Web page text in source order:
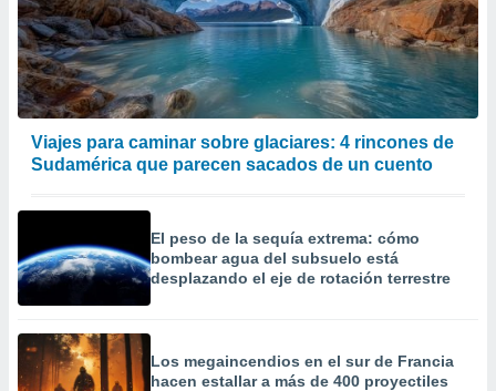
Viajes para caminar sobre glaciares: 4 rincones de
Sudamérica que parecen sacados de un cuento
El peso de la sequía extrema: cómo
bombear agua del subsuelo está
desplazando el eje de rotación terrestre
Los megaincendios en el sur de Francia
hacen estallar a más de 400 proyectiles